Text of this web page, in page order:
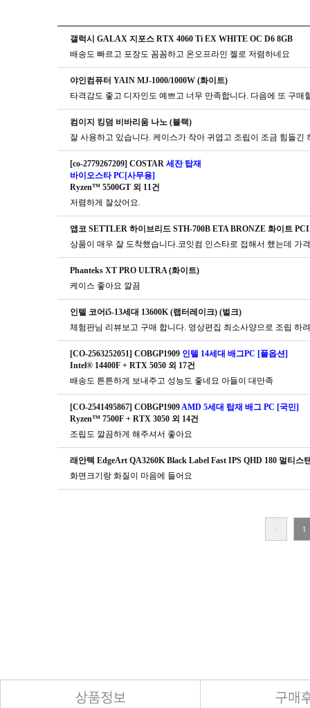
갤럭시 GALAX 지포스 RTX 4060 Ti EX WHITE OC D6 8GB
배송도 빠르고 포장도 꼼꼼하고 온오프라인 젤로 저렴하네요
야인컴퓨터 YAIN MJ-1000/1000W (화이트)
타격감도 좋고 디자인도 예쁘고 너무 만족합니다. 다음에 또 구매
컴이지 킹덤 비바리움 나노 (블랙)
잘 사용하고 있습니다. 케이스가 작아 귀엽고 조립이 조금 힘들긴
[co-2779267209] COSTAR 세잔 탑재
바이오스타 PC[사무용]
Ryzen™ 5500GT 외 11건
저렴하게 잘샀어요.
앱코 SETTLER 하이브리드 STH-700B ETA BRONZE 화이트
Phanteks XT PRO ULTRA (화이트)
케이스 좋아요 깔끔
인텔 코어i5-13세대 13600K (랩터레이크) (벌크)
체험판님 리뷰보고 구매 합니다. 영상편집 최소사양으로 조립 하
[CO-2563252051] COBGP1909 인텔 14세대 배그PC [풀옵션]
Intel® 14400F + RTX 5050 외 17건
배송도 튼튼하게 보내주고 성능도 좋네요 아들이 대만족
[CO-2541495867] COBGP1909AMD 5세대 탑재 배그 PC [국민]
Ryzen™ 7500F + RTX 3050 외 14건
조립도 깔끔하게 해주셔서 좋아요
래안텍 EdgeArt QA3260K Black Label Fast IPS QHD 180 멀티스
화면크기랑 화질이 마음에 들어요
< 1